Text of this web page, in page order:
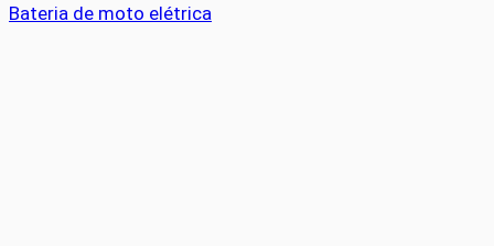
Bateria de moto elétrica